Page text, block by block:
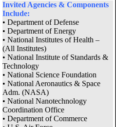
Invited Agencies & Components
Include:
• Department of Defense
• Department of Energy
• National Institutes of Health –
(All Institutes)
• National Institute of Standards &
Technology
• National Science Foundation
• National Aeronautics & Space
Adm. (NASA)
• National Nanotechnology
Coordination Office
• Department of Commerce